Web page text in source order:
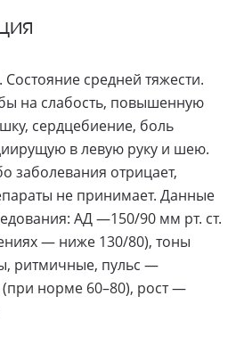
средней тяжести.
на слабость, повышенную
сердцебиение, боль
в левую руку и шею.
заболевания отрицает,
не принимает. Данные
АД —150/90 мм рт. ст.
— ниже 130/80), тоны
ритмичные, пульс —
(при норме 60–80), рост —